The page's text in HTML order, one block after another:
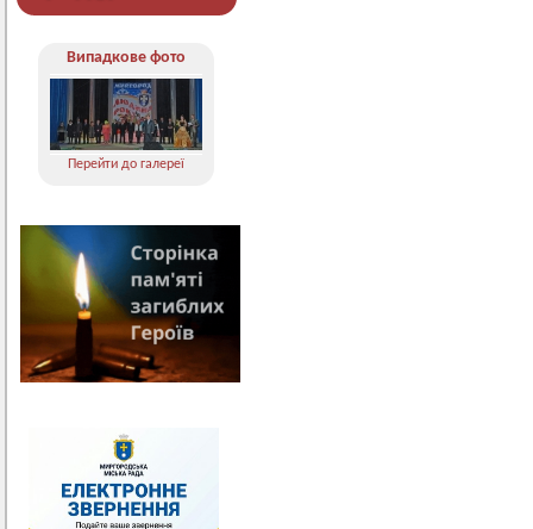
Випадкове фото
Перейти до галереї